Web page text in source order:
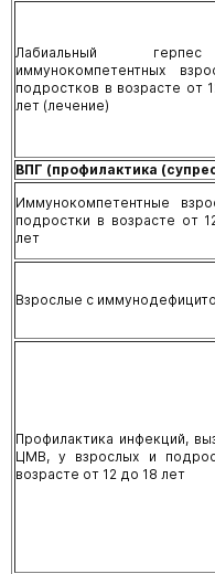
Лабиальный
иммунокомпетентных
подростков в возрасте от
лет (лечение)
ВПГ (профилактика
Иммунокомпетентные
подростки в возрасте от
лет
Взрослые с
Профилактика инфекций,
ЦМВ, у взрослых и
возрасте от 12 до 18 лет